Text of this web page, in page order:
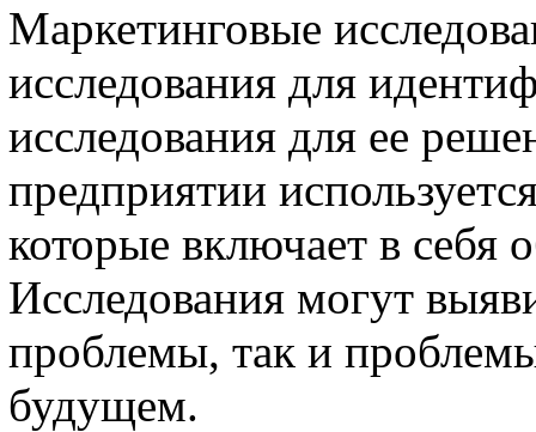
Маркетинговые
исследования для
исследования для ее
предприятии
которые включает в себя
Исследования могут
проблемы, так и
будущем.